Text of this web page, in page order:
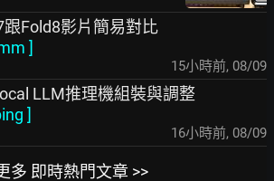
跟Fold8影片簡易對比
]
15小時前, 08/09
LLM推理機組裝與調整
]
16小時前, 08/09
多 即時熱門文章 >>